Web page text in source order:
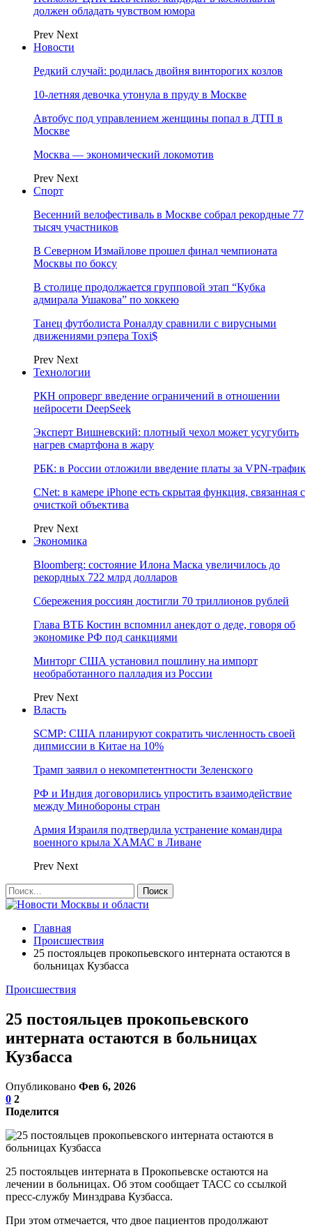
должен обладать чувством юмора
Prev Next
Новости
Редкий случай: родилась двойня винторогих козлов
10-летняя девочка утонула в пруду в Москве
Автобус под управлением женщины попал в ДТП в
Москве
Москва — экономический локомотив
Prev Next
Спорт
Весенний велофестиваль в Москве собрал рекордные 77
тысяч участников
В Северном Измайлове прошел финал чемпионата
Москвы по боксу
В столице продолжается групповой этап “Кубка
адмирала Ушакова” по хоккею
Танец футболиста Роналду сравнили с вирусными
движениями рэпера Toxi$
Prev Next
Технологии
РКН опроверг введение ограничений в отношении
нейросети DeepSeek
Эксперт Вишневский: плотный чехол может усугубить
нагрев смартфона в жару
РБК: в России отложили введение платы за VPN-трафик
CNet: в камере iPhone есть скрытая функция, связанная с
очисткой объектива
Prev Next
Экономика
Bloomberg: состояние Илона Маска увеличилось до
рекордных 722 млрд долларов
Сбережения россиян достигли 70 триллионов рублей
Глава ВТБ Костин вспомнил анекдот о деде, говоря об
экономике РФ под санкциями
Минторг США установил пошлину на импорт
необработанного палладия из России
Prev Next
Власть
SCMP: США планируют сократить численность своей
дипмиссии в Китае на 10%
Трамп заявил о некомпетентности Зеленского
РФ и Индия договорились упростить взаимодействие
между Минобороны стран
Армия Израиля подтвердила устранение командира
военного крыла ХАМАС в Ливане
Prev Next
Главная
Происшествия
25 постояльцев прокопьевского интерната остаются в
больницах Кузбасса
Происшествия
25 постояльцев прокопьевского
интерната остаются в больницах
Кузбасса
Опубликовано Фев 6, 2026
0 2
Поделится
25 постояльцев интерната в Прокопьевске остаются на
лечении в больницах. Об этом сообщает ТАСС со ссылкой
пресс-службу Минздрава Кузбасса.
При этом отмечается, что двое пациентов продолжают